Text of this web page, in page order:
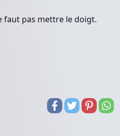
faut pas mettre le doigt.